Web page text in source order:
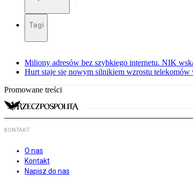
Tagi
Miliony adresów bez szybkiego internetu. NIK
Hurt staje się nowym silnikiem wzrostu telekomów
Promowane treści
KONTAKT
O nas
Kontakt
Napisz do nas